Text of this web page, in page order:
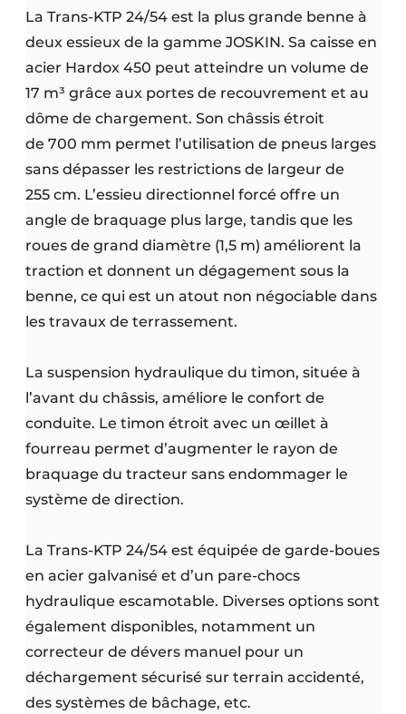
La Trans-KTP 24/54 est la plus grande benne à
deux essieux de la gamme JOSKIN. Sa caisse en
acier Hardox 450 peut atteindre un volume de
17 m³ grâce aux portes de recouvrement et au
dôme de chargement. Son châssis étroit
de 700 mm permet l’utilisation de pneus larges
sans dépasser les restrictions de largeur de
255 cm. L’essieu directionnel forcé offre un
angle de braquage plus large, tandis que les
roues de grand diamètre (1,5 m) améliorent la
traction et donnent un dégagement sous la
benne, ce qui est un atout non négociable dans
les travaux de terrassement.
La suspension hydraulique du timon, située à
l’avant du châssis, améliore le confort de
conduite. Le timon étroit avec un œillet à
fourreau permet d’augmenter le rayon de
braquage du tracteur sans endommager le
système de direction.
La Trans-KTP 24/54 est équipée de garde-boues
en acier galvanisé et d’un pare-chocs
hydraulique escamotable. Diverses options sont
également disponibles, notamment un
correcteur de dévers manuel pour un
déchargement sécurisé sur terrain accidenté,
des systèmes de bâchage, etc.